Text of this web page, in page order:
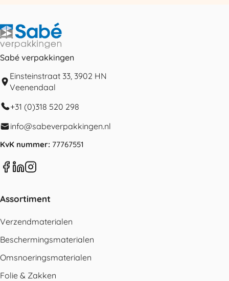
Sabé verpakkingen
Einsteinstraat 33, 3902 HN
Veenendaal
+31 (0)318 520 298
info@sabeverpakkingen.nl
KvK nummer: 77767551
Assortiment
Verzendmaterialen
Beschermingsmaterialen
Omsnoeringsmaterialen
Folie & Zakken